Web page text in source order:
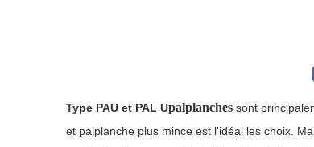
Type PAU et PAL Upalplanches sont
et palplanche plus mince est l'idéal les choix. Ma